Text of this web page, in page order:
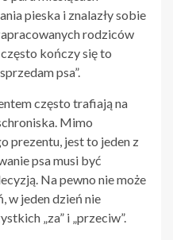
pieska i znalazły sobie
rodziców
kończy się to
psa”.
często trafiają na
Mimo
prezentu, jest to jeden z
psa musi być
Na pewno nie może
w jeden dzień nie
„za” i „przeciw”.